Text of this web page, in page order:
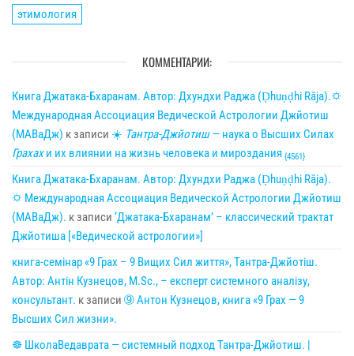
этимология
КОММЕНТАРИИ:
Книга Джатака-Бхаранам. Автор: Дхундхи Раджа (Ḍhuṇḍhi Rāja).🌣
Международная Ассоциация Ведической Астрологии Джйотиш
(МАВаДж) к записи ☀ Тантра-Джйотиш— наука о Высших Силах
Грахахи их влиянии на жизнь человека и мироздания {4561}
Книга Джатака-Бхаранам. Автор: Дхундхи Раджа (Ḍhuṇḍhi Rāja).
🌣 Международная Ассоциация Ведической Астрологии Джйотиш
(МАВаДж). к записи ‘Джатака-Бхаранам’ – классический трактат
Джйотиша [«Ведической астрологии»]
книга-семінар «9 Грах – 9 Вищих Сил життя», Тантра-Джйотіш.
Автор: Антін Кузнецов, M.Sc., – експерт системного аналізу,
консультант. к записи ➈ Антон Кузнецов, книга «9 Грах — 9
Высших Сил жизни».
☸ ШколаВедаврата — системный подход Тантра-Джйотиш. |